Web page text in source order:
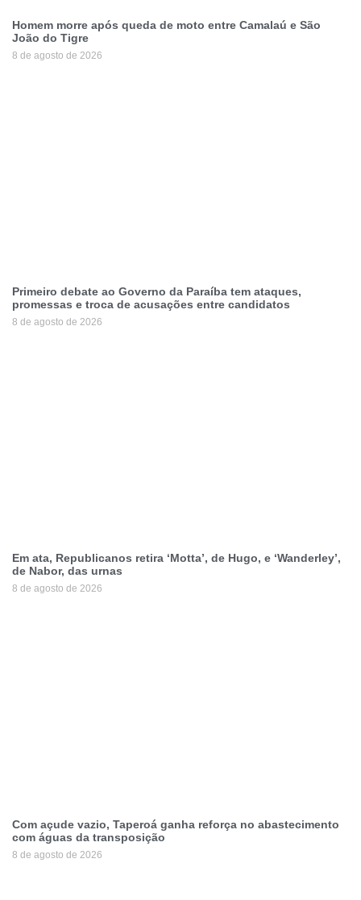
Homem morre após queda de moto entre Camalaú e São
João do Tigre
8 de agosto de 2026
Primeiro debate ao Governo da Paraíba tem ataques,
promessas e troca de acusações entre candidatos
8 de agosto de 2026
Em ata, Republicanos retira ‘Motta’, de Hugo, e ‘Wanderley’,
de Nabor, das urnas
8 de agosto de 2026
Com açude vazio, Taperoá ganha reforça no abastecimento
com águas da transposição
8 de agosto de 2026